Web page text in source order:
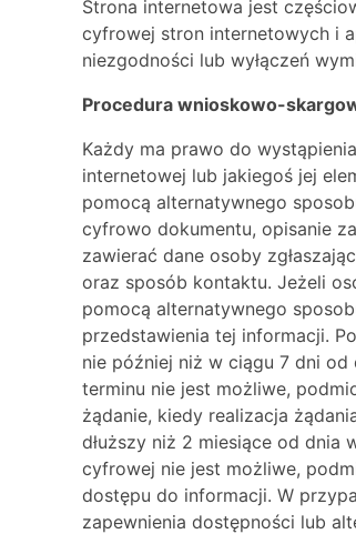
Strona internetowa jest
cyfrowej stron internetowych i
niezgodności lub wyłączeń
Procedura wnioskowo-
Każdy ma prawo do
internetowej lub jakiegoś jej
pomocą alternatywnego
cyfrowo dokumentu, opisanie
zawierać dane osoby
oraz sposób kontaktu. Jeżeli
pomocą alternatywnego
przedstawienia tej informacji.
nie później niż w ciągu 7 dni
terminu nie jest możliwe,
żądanie, kiedy realizacja
dłuższy niż 2 miesiące od dnia
cyfrowej nie jest możliwe,
dostępu do informacji. W
zapewnienia dostępności lub